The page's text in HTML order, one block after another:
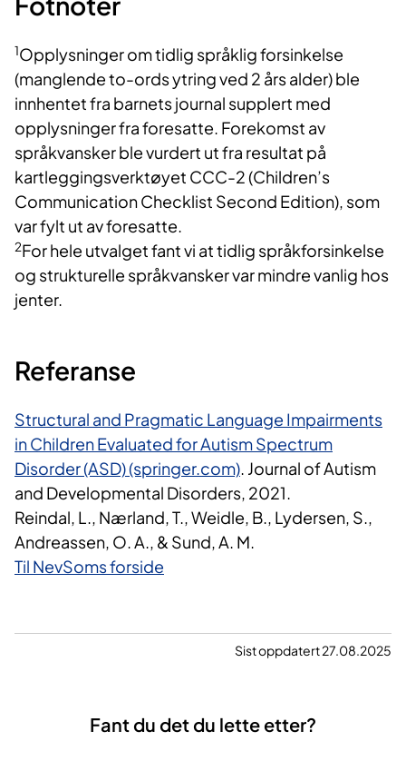
1Opplysninger om tidlig språklig forsinkelse
(manglende to-ords ytring ved 2 års alder) ble
innhentet fra barnets journal supplert med
opplysninger fra foresatte. Forekomst av
språkvansker ble vurdert ut fra resultat på
kartleggingsverktøyet CCC-2 (Children’s
Communication Checklist Second Edition), som
var fylt ut av foresatte.
2For hele utvalget fant vi at tidlig språkforsinkelse
og strukturelle språkvansker var mindre vanlig hos
jenter.
Refera​​nse
Structural and Pragmatic Language Impairments
in Children Evaluated for Autism Spectrum
Disorder (ASD) (springer.com). Journal of Autism
and Developmental Disorders, 2021.
Reindal, L., Nærland, T., Weidle, B., Lydersen, S.,
Andreassen, O. A., & Sund, A. M.
Til NevSoms forside
Sist oppdatert 27.08.2025
Fant du det du lette etter?